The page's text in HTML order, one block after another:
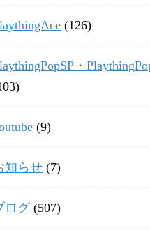
(126)
・
(9)
知らせ (7)
ログ(507)